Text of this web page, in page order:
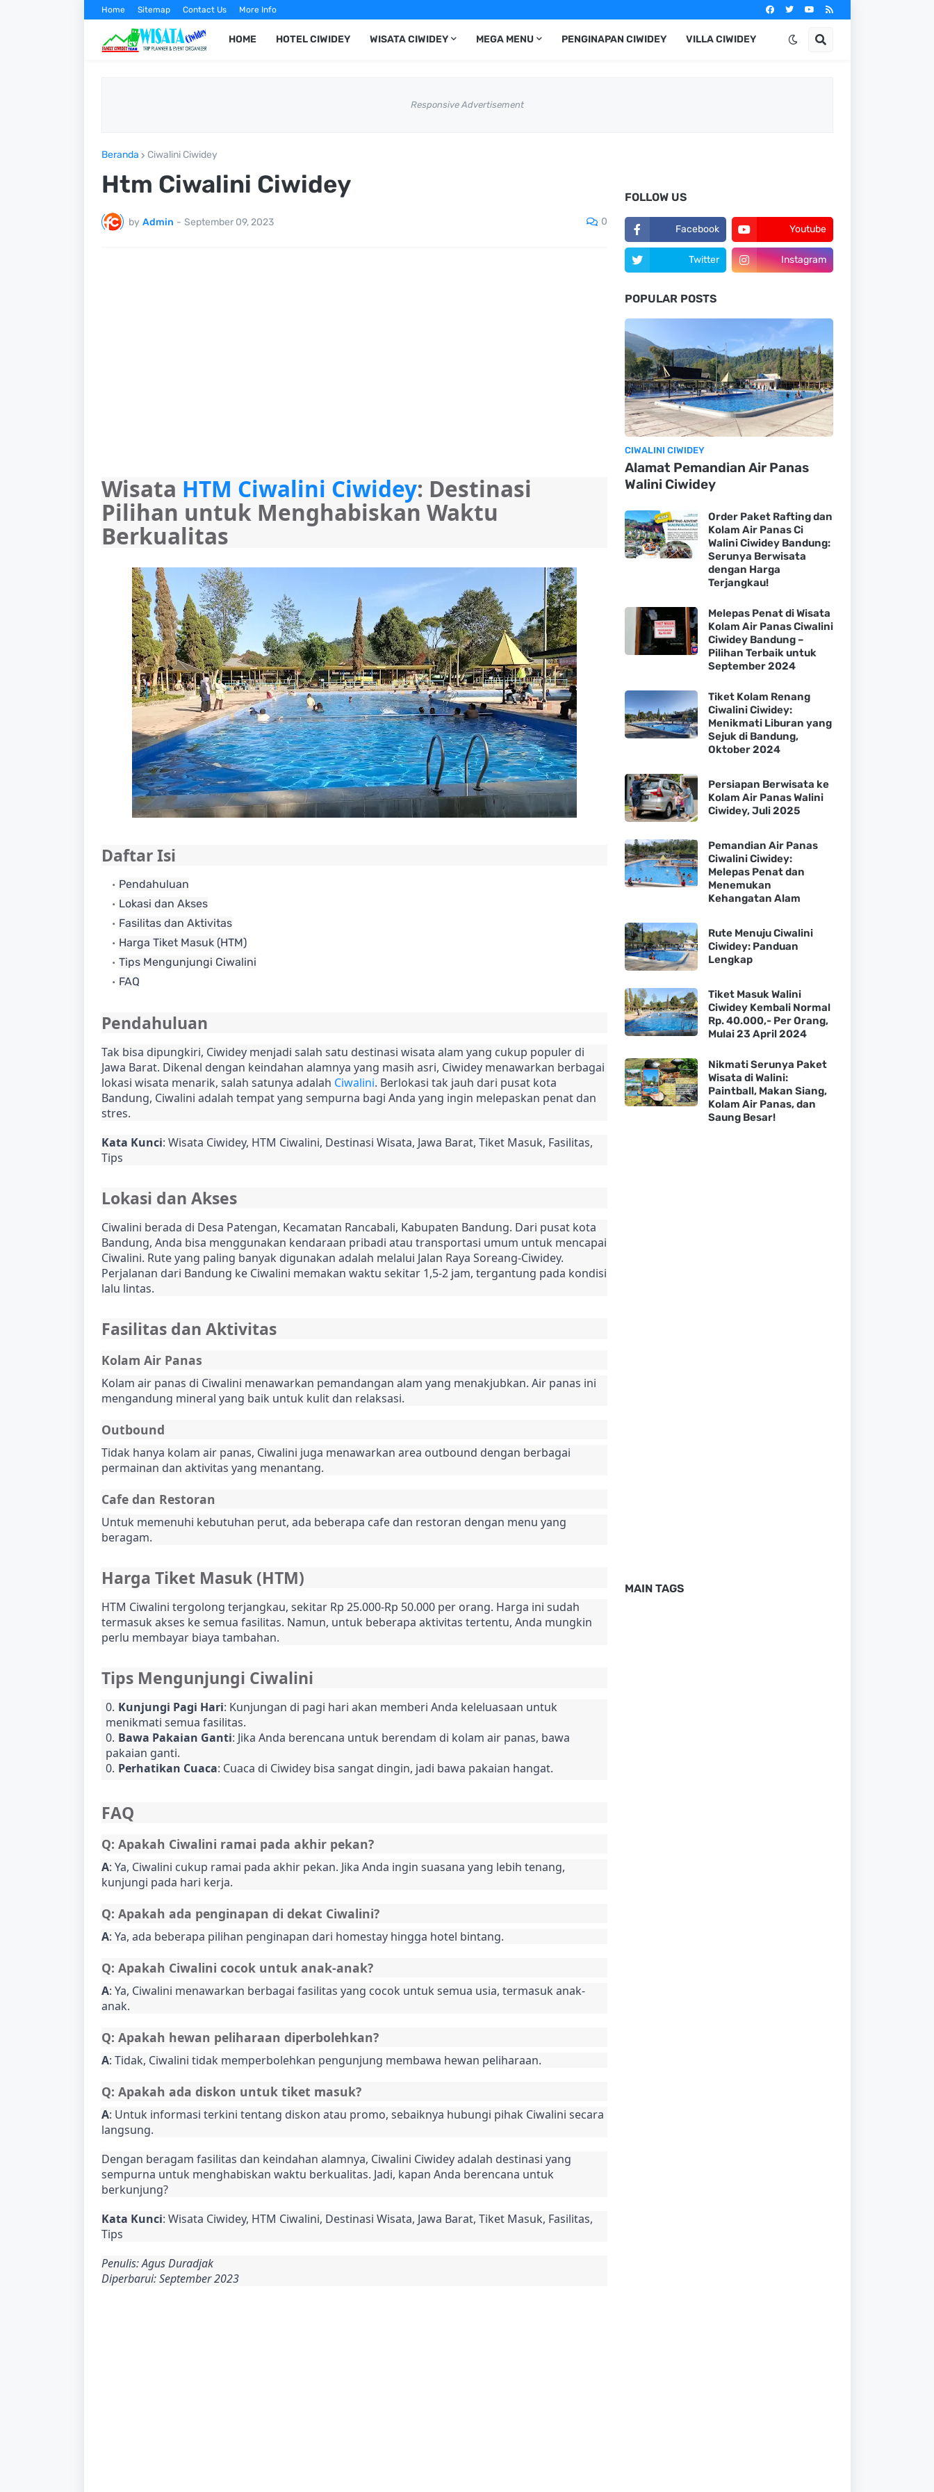
Home Sitemap Contact Us More Info
HOME HOTEL CIWIDEY WISATA CIWIDEY MEGA MENU PENGINAPAN CIWIDEY VILLA CIWIDEY
Responsive Advertisement
Beranda Ciwalini Ciwidey
Htm Ciwalini Ciwidey
by Admin - September 09, 2023 0
Wisata HTM Ciwalini Ciwidey: Destinasi
Pilihan untuk Menghabiskan Waktu
Berkualitas
Daftar Isi
Pendahuluan
Lokasi dan Akses
Fasilitas dan Aktivitas
Harga Tiket Masuk (HTM)
Tips Mengunjungi Ciwalini
FAQ
Pendahuluan
Tak bisa dipungkiri, Ciwidey menjadi salah satu destinasi wisata alam yang cukup populer di
Jawa Barat. Dikenal dengan keindahan alamnya yang masih asri, Ciwidey menawarkan berbagai
lokasi wisata menarik, salah satunya adalah Ciwalini. Berlokasi tak jauh dari pusat kota
Bandung, Ciwalini adalah tempat yang sempurna bagi Anda yang ingin melepaskan penat dan
stres.
Kata Kunci: Wisata Ciwidey, HTM Ciwalini, Destinasi Wisata, Jawa Barat, Tiket Masuk, Fasilitas,
Tips
Lokasi dan Akses
Ciwalini berada di Desa Patengan, Kecamatan Rancabali, Kabupaten Bandung. Dari pusat kota
Bandung, Anda bisa menggunakan kendaraan pribadi atau transportasi umum untuk mencapai
Ciwalini. Rute yang paling banyak digunakan adalah melalui Jalan Raya Soreang-Ciwidey.
Perjalanan dari Bandung ke Ciwalini memakan waktu sekitar 1,5-2 jam, tergantung pada kondisi
lalu lintas.
Fasilitas dan Aktivitas
Kolam Air Panas
Kolam air panas di Ciwalini menawarkan pemandangan alam yang menakjubkan. Air panas ini
mengandung mineral yang baik untuk kulit dan relaksasi.
Outbound
Tidak hanya kolam air panas, Ciwalini juga menawarkan area outbound dengan berbagai
permainan dan aktivitas yang menantang.
Cafe dan Restoran
Untuk memenuhi kebutuhan perut, ada beberapa cafe dan restoran dengan menu yang
beragam.
Harga Tiket Masuk (HTM)
HTM Ciwalini tergolong terjangkau, sekitar Rp 25.000-Rp 50.000 per orang. Harga ini sudah
termasuk akses ke semua fasilitas. Namun, untuk beberapa aktivitas tertentu, Anda mungkin
perlu membayar biaya tambahan.
Tips Mengunjungi Ciwalini
Kunjungi Pagi Hari: Kunjungan di pagi hari akan memberi Anda keleluasaan untuk
menikmati semua fasilitas.
Bawa Pakaian Ganti: Jika Anda berencana untuk berendam di kolam air panas, bawa
pakaian ganti.
Perhatikan Cuaca: Cuaca di Ciwidey bisa sangat dingin, jadi bawa pakaian hangat.
FAQ
Q: Apakah Ciwalini ramai pada akhir pekan?
A: Ya, Ciwalini cukup ramai pada akhir pekan. Jika Anda ingin suasana yang lebih tenang,
kunjungi pada hari kerja.
Q: Apakah ada penginapan di dekat Ciwalini?
A: Ya, ada beberapa pilihan penginapan dari homestay hingga hotel bintang.
Q: Apakah Ciwalini cocok untuk anak-anak?
A: Ya, Ciwalini menawarkan berbagai fasilitas yang cocok untuk semua usia, termasuk anak-
anak.
Q: Apakah hewan peliharaan diperbolehkan?
A: Tidak, Ciwalini tidak memperbolehkan pengunjung membawa hewan peliharaan.
Q: Apakah ada diskon untuk tiket masuk?
A: Untuk informasi terkini tentang diskon atau promo, sebaiknya hubungi pihak Ciwalini secara
langsung.
Dengan beragam fasilitas dan keindahan alamnya, Ciwalini Ciwidey adalah destinasi yang
sempurna untuk menghabiskan waktu berkualitas. Jadi, kapan Anda berencana untuk
berkunjung?
Kata Kunci: Wisata Ciwidey, HTM Ciwalini, Destinasi Wisata, Jawa Barat, Tiket Masuk, Fasilitas,
Tips
Penulis: Agus Duradjak
Diperbarui: September 2023
FOLLOW US
Facebook Youtube
Twitter Instagram
POPULAR POSTS
CIWALINI CIWIDEY
Alamat Pemandian Air Panas
Walini Ciwidey
Order Paket Rafting dan
Kolam Air Panas Ci
Walini Ciwidey Bandung:
Serunya Berwisata
dengan Harga
Terjangkau!
Melepas Penat di Wisata
Kolam Air Panas Ciwalini
Ciwidey Bandung –
Pilihan Terbaik untuk
September 2024
Tiket Kolam Renang
Ciwalini Ciwidey:
Menikmati Liburan yang
Sejuk di Bandung,
Oktober 2024
Persiapan Berwisata ke
Kolam Air Panas Walini
Ciwidey, Juli 2025
Pemandian Air Panas
Ciwalini Ciwidey:
Melepas Penat dan
Menemukan
Kehangatan Alam
Rute Menuju Ciwalini
Ciwidey: Panduan
Lengkap
Tiket Masuk Walini
Ciwidey Kembali Normal
Rp. 40.000,- Per Orang,
Mulai 23 April 2024
Nikmati Serunya Paket
Wisata di Walini:
Paintball, Makan Siang,
Kolam Air Panas, dan
Saung Besar!
MAIN TAGS